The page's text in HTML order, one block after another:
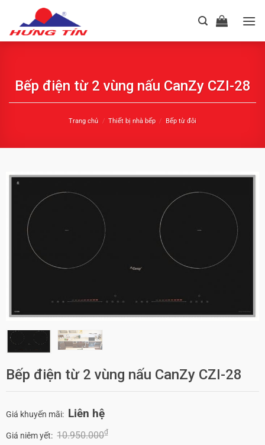
dung
Bếp điện từ 2 vùng nấu CanZy CZI-28
Trang chủ / Thiết bị nhà bếp / Bếp từ đôi
Bếp điện từ 2 vùng nấu CanZy CZI-28
Giá khuyến mãi: Liên hệ
Giá niêm yết: 10.950.000₫